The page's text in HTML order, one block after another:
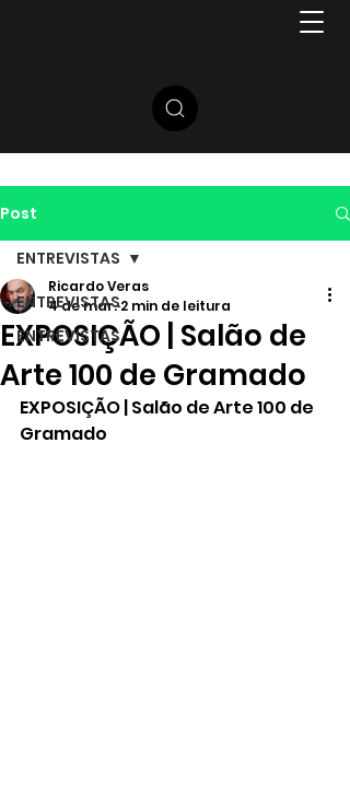
Post
ENTREVISTAS
ENTREVISTAS
ENTREVISTAS
EXPOSIÇÃO | Salão de
Arte 100 de Gramado
Ricardo Veras
4 de mar. 2 min de leitura
EXPOSIÇÃO | Salão de Arte 100 de
Gramado